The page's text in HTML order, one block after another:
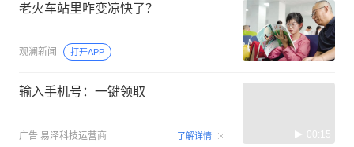
老火车站里咋变凉快了？
观澜新闻 打开APP
输入手机号：一键领取
广告 易泽科技运营商 了解详情 00:15